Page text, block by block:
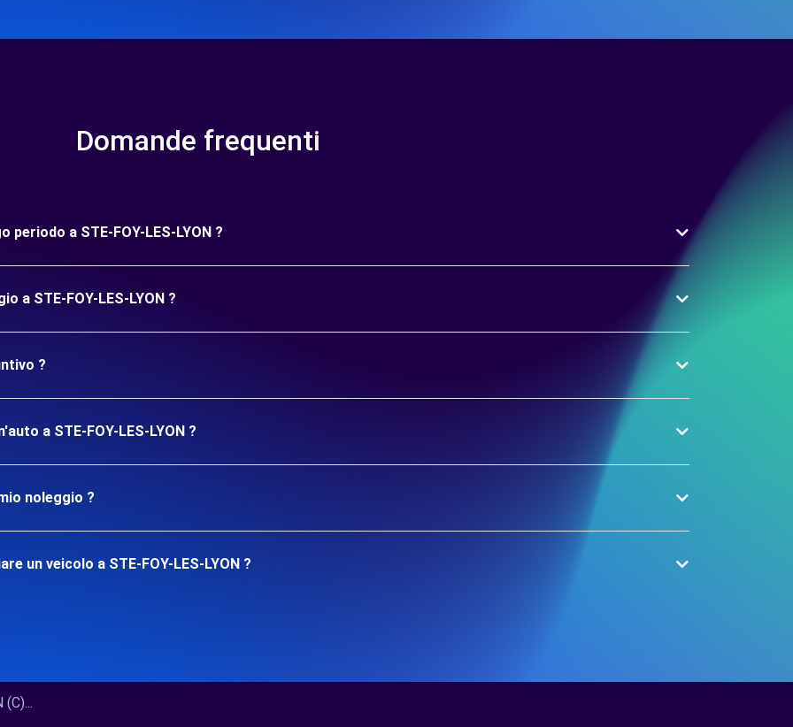
Domande frequenti
a STE-FOY-LES-LYON ?
a STE-FOY-LES-LYON ?
?
a STE-FOY-LES-LYON ?
noleggio ?
un veicolo a STE-FOY-LES-LYON ?